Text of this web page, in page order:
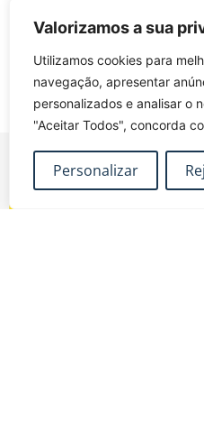
Valorizamos a sua
Utilizamos cookies para
navegação, apresentar
personalizados e analisar o
"Aceitar Todos", concorda
Personalizar